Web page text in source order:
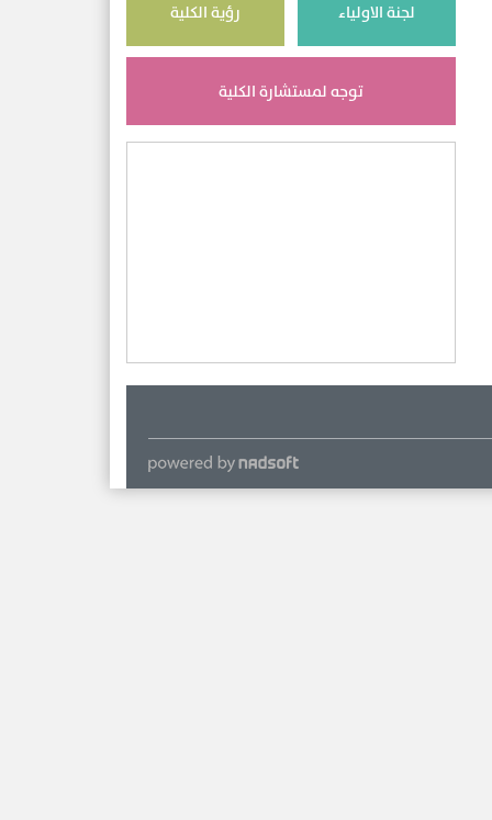
لجنة الاولياء رؤية الكلية
توجه لمستشارة الكلية